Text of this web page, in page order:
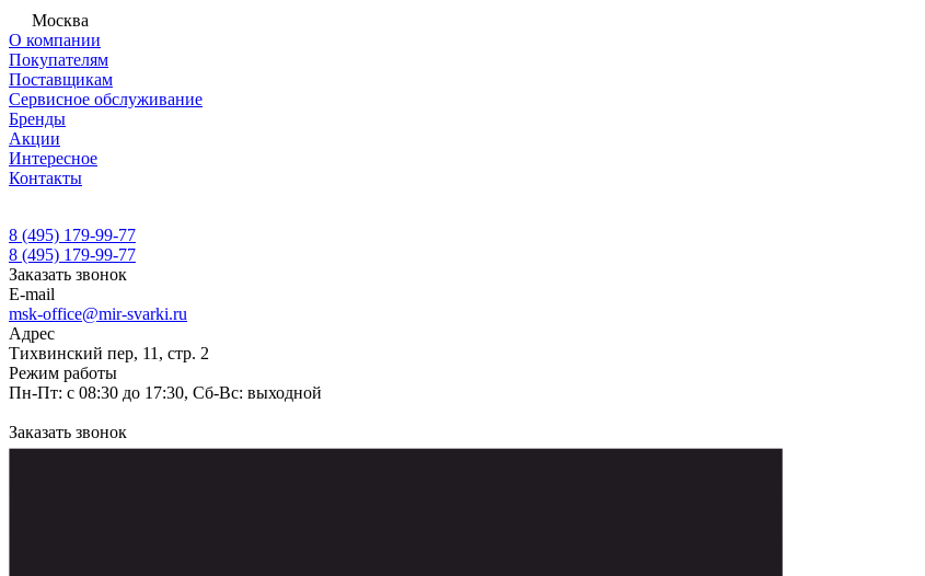
Москва
О компании
Покупателям
Поставщикам
Сервисное обслуживание
Бренды
Акции
Интересное
Контакты
8 (495) 179-99-77
8 (495) 179-99-77
Заказать звонок
E-mail
msk-office@mir-svarki.ru
Адрес
Тихвинский пер, 11, стр. 2
Режим работы
Пн-Пт: с 08:30 до 17:30, Сб-Вс: выходной
Заказать звонок